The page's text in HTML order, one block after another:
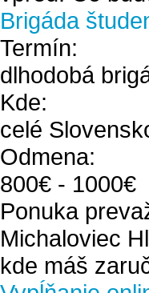
Brigáda
Termín:
dlhodobá
Kde:
celé
Odmena:
800€ - 1000€
Ponuka
Michaloviec
kde máš